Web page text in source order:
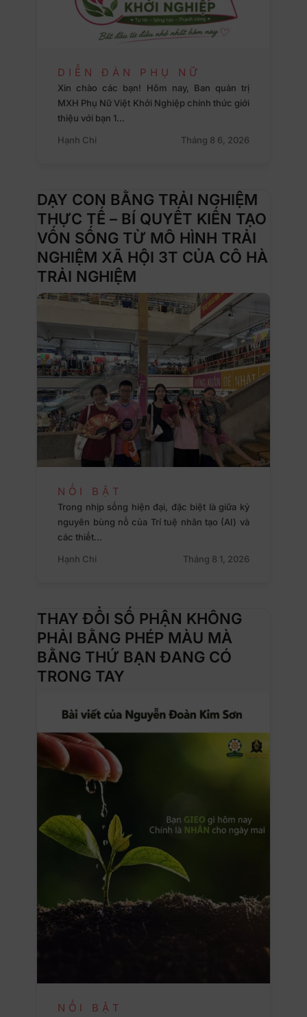
DIỄN ĐÀN PHỤ NỮ
Xin chào các bạn! Hôm nay, Ban quản trị
MXH Phụ Nữ Việt Khởi Nghiệp chính thức giới
thiệu với bạn 1…
Hạnh Chi
Tháng 8 6, 2026
DẠY CON BẰNG TRẢI NGHIỆM
THỰC TẾ – BÍ QUYẾT KIẾN TẠO
VỐN SỐNG TỪ MÔ HÌNH TRẢI
NGHIỆM XÃ HỘI 3T CỦA CÔ HÀ
TRẢI NGHIỆM
NỔI BẬT
Trong nhịp sống hiện đại, đặc biệt là giữa kỷ
nguyên bùng nổ của Trí tuệ nhân tạo (AI) và
các thiết…
Hạnh Chi
Tháng 8 1, 2026
THAY ĐỔI SỐ PHẬN KHÔNG
PHẢI BẰNG PHÉP MÀU MÀ
BẰNG THỨ BẠN ĐANG CÓ
TRONG TAY
NỔI BẬT